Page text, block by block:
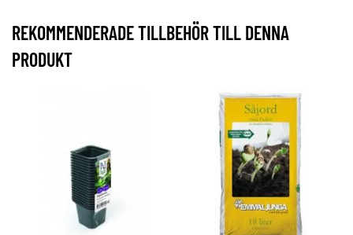
REKOMMENDERADE TILLBEHÖR TILL DENNA
PRODUKT